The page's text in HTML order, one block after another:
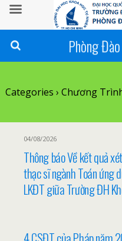
Phòng
Categories › Chương
04/08/2026
Thông báo Về kết quả
thạc sĩ ngành Toán ứng
LKĐT giữa Trường ĐH